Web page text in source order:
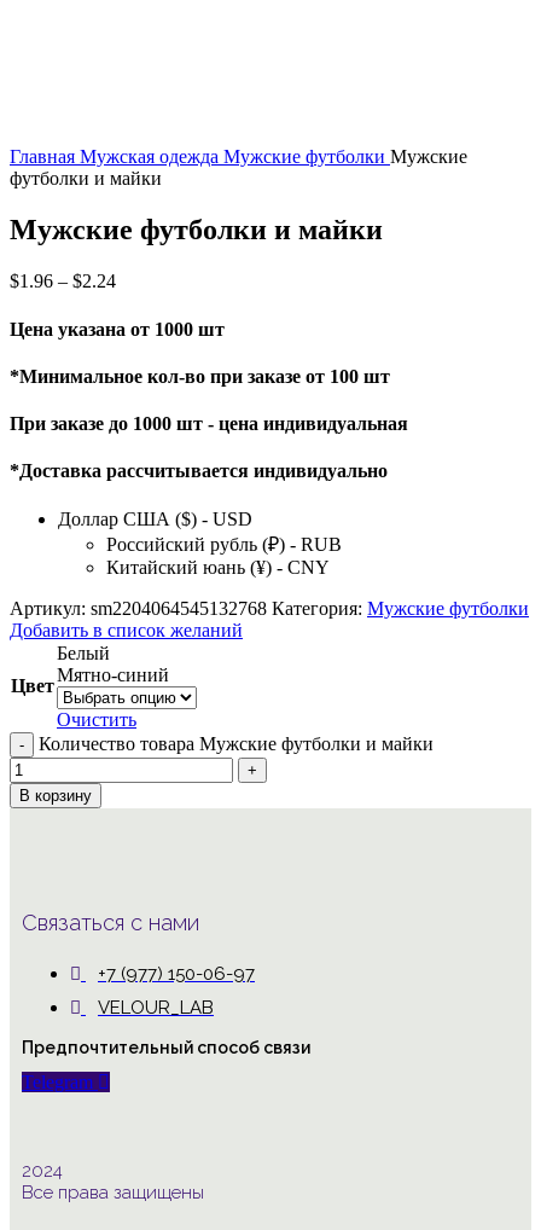
Главная Мужская одежда Мужские футболки Мужские
футболки и майки
Мужские футболки и майки
$1.96 – $2.24
Цена указана от 1000 шт
*Минимальное кол-во при заказе от 100 шт
При заказе до 1000 шт - цена индивидуальная
*Доставка рассчитывается индивидуально
Доллар США ($) - USD
Российский рубль (₽) - RUB
Китайский юань (¥) - CNY
Артикул: sm2204064545132768 Категория: Мужские футболки
Добавить в список желаний
Цвет
Белый
Мятно-синий
Очистить
Количество товара Мужские футболки и майки
В корзину
Связаться с нами
+7 (977) 150-06-97
VELOUR_LAB
Предпочтительный способ связи
Telegram
2024
Все права защищены